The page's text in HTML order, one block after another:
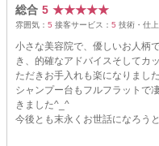
総合 5 ★★★★★
雰囲気： 5 接客サービス： 5 技術・仕上
小さな美容院で、優しいお人柄
き、的確なアドバイスそしてカ
ただきお手入れも楽になりました
シャンプー台もフルフラットで
きました^_^
今後とも末永くお世話になろう